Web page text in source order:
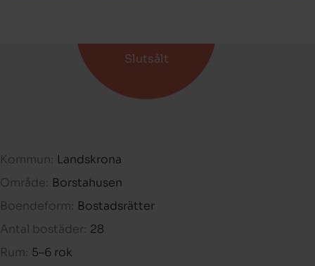
Slutsålt
Kommun: Landskrona
Område: Borstahusen
Boendeform: Bostadsrätter
Antal bostäder: 28
Rum: 5–6 rok